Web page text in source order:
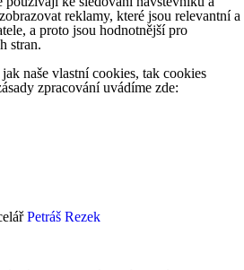
reklamy, které jsou relevantní a
a proto jsou hodnotnější pro
stran.
naše vlastní cookies, tak cookies
zpracování uvádíme zde:
Petráš Rezek